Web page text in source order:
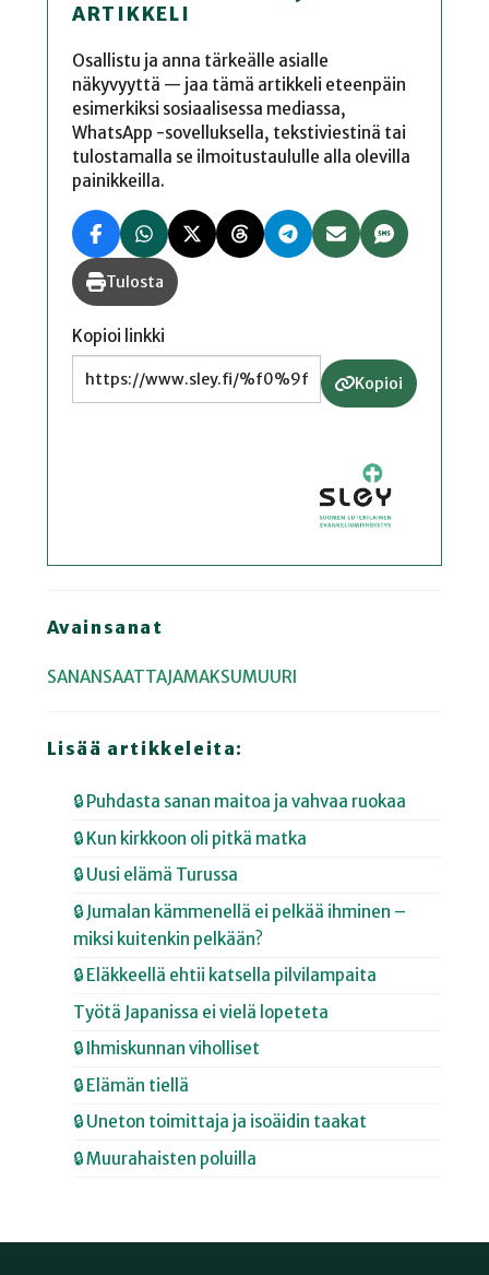
ARTIKKELI
Osallistu ja anna tärkeälle asialle
näkyvyyttä — jaa tämä artikkeli eteenpäin
esimerkiksi sosiaalisessa mediassa,
WhatsApp -sovelluksella, tekstiviestinä tai
tulostamalla se ilmoitustaululle alla olevilla
painikkeilla.
Tulosta
Kopioi linkki
Kopioi
Avainsanat
SANANSAATTAJAMAKSUMUURI
Lisää artikkeleita:
🔒 Puhdasta sanan maitoa ja vahvaa ruokaa
🔒 Kun kirkkoon oli pitkä matka
🔒 Uusi elämä Turussa
🔒 Jumalan kämmenellä ei pelkää ihminen –
miksi kuitenkin pelkään?
🔒 Eläkkeellä ehtii katsella pilvilampaita
Työtä Japanissa ei vielä lopeteta
🔒 Ihmiskunnan viholliset
🔒 Elämän tiellä
🔒 Uneton toimittaja ja isoäidin taakat
🔒 Muurahaisten poluilla